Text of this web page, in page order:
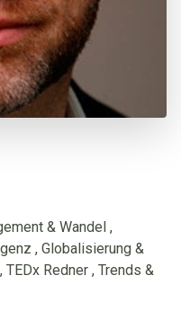
& Wandel ,
, Globalisierung &
, TEDx Redner , Trends &